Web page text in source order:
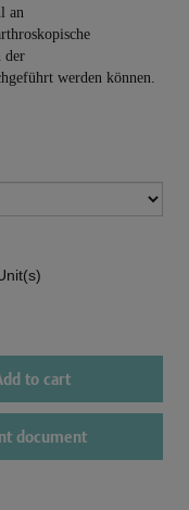
an
der
werden können.
to cart
document